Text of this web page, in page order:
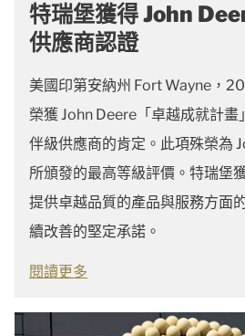
特瑞堡獲得 John
供應商認證
美國印第安納州 Fort Wayne，
榮獲 John Deere「卓越成就計
伴級供應商的肯定。此項殊榮為
所頒發的最高等級評價。特瑞堡
提供卓越品質的產品與服務方面
續改善的堅定承諾。
閱讀更多